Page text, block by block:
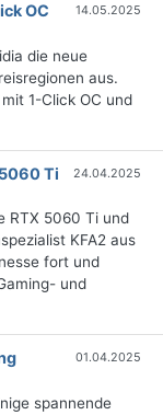
OC
14.05.2025
die neue
aus.
1-Click OC und
Ti
24.04.2025
RTX 5060 Ti und
KFA2 aus
fort und
und
01.04.2025
spannende